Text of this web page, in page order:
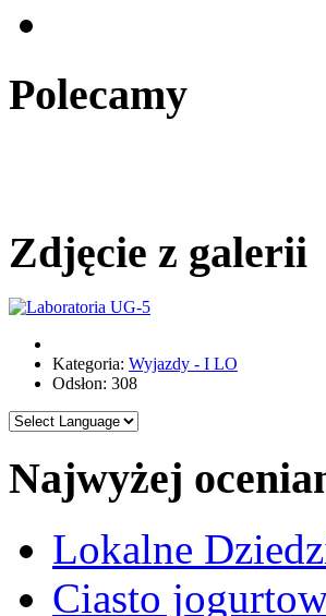
Polecamy
Zdjęcie z galerii
Kategoria: Wyjazdy - I LO
Odsłon: 308
Najwyżej
Lokalne
Ciasto